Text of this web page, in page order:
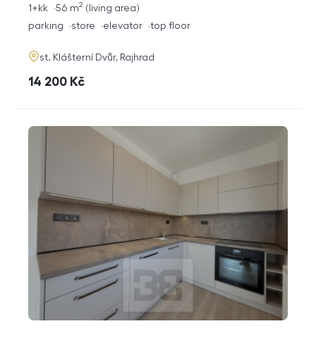
rozměry
disposition
1+kk living area
56 m2
funkce
parking store elevator top floor
adresa
st. Klášterní Dvůr, Rajhrad
cena
14 200 Kč